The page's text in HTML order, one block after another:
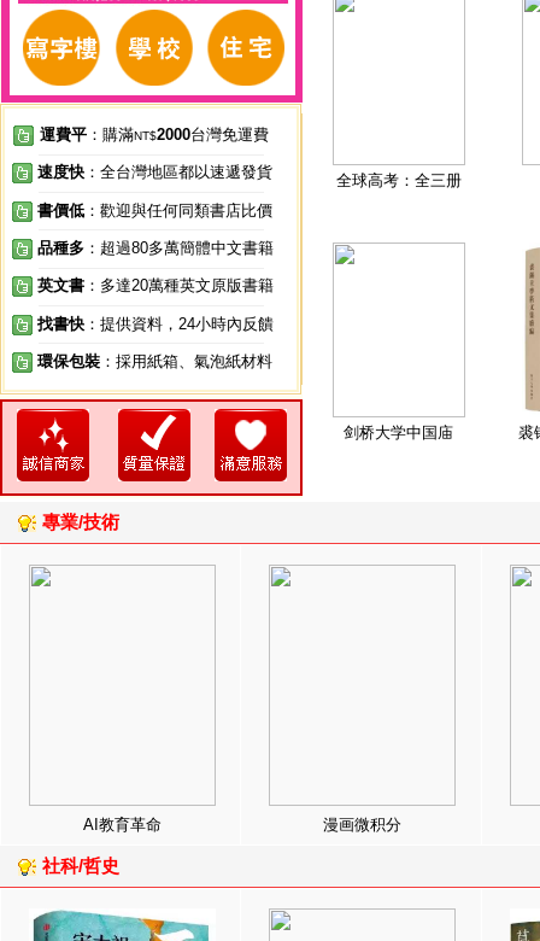
運費平 ：購滿NT$2000台灣免運費
速度快 ：全台灣地區都以速遞發貨
書價低 ：歡迎與任何同類書店比價
品種多 ：超過80多萬簡體中文書籍
英文書 ：多達20萬種英文原版書籍
找書快 ：提供資料，24小時內反饋
環保包裝 ：採用紙箱、氣泡紙材料
全球高考：全三册
剑桥大学中国庙 裘
專業/技術
AI教育革命 漫画微积分
社科/哲史